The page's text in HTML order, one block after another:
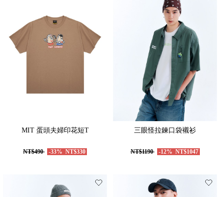
MIT 蛋頭夫婦印花短T
NT$490 -33% NT$330
三眼怪拉鍊口袋襯衫
NT$1190 -12% NT$1047